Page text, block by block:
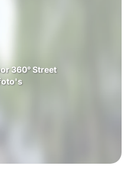
360° Street